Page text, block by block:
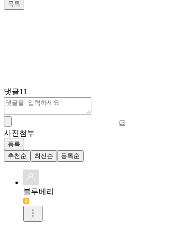
목록
댓글11
사진첨부
등록
추천순
최신순 등록순
블루베리